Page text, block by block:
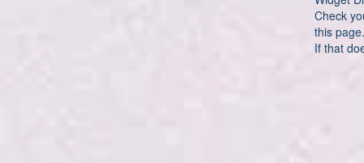
Check
this page.
If that